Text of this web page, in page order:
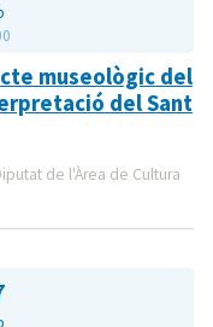
museològic del
del Sant
de l'Àrea de Cultura